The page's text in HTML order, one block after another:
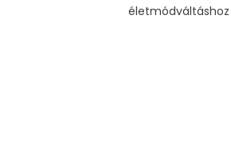
életmódváltáshoz